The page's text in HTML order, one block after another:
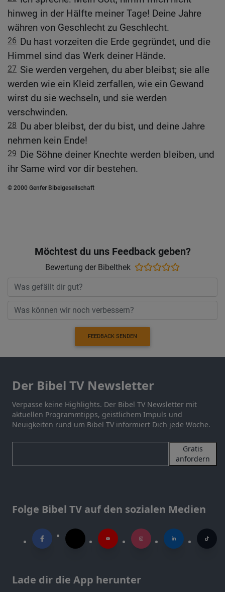
hinweg in der Hälfte meiner Tage! Deine Jahre
währen von Geschlecht zu Geschlecht.
26 Du hast vorzeiten die Erde gegründet, und die
Himmel sind das Werk deiner Hände.
27 Sie werden vergehen, du aber bleibst; sie alle
werden wie ein Kleid zerfallen, wie ein Gewand
wirst du sie wechseln, und sie werden
verschwinden.
28 Du aber bleibst, der du bist, und deine Jahre
nehmen kein Ende!
29 Die Söhne deiner Knechte werden bleiben, und
ihr Same wird vor dir bestehen.
© 2000 Genfer Bibelgesellschaft
Möchtest du uns Feedback geben?
Bewertung der Bibelthek
FEEDBACK SENDEN
Der Bibel TV Newsletter
Verpasse keine Highlights. Der Bibel TV Newsletter mit
aktuellen Programmtipps, geistlichem Impuls und
Neuigkeiten rund um Bibel TV informiert Dich jede Woche.
Gratis
anfordern
Folge Bibel TV auf den sozialen Medien
Lade dir die App herunter